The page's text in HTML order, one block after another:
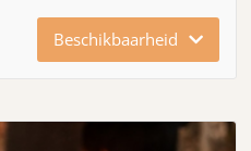
Beschikbaarheid